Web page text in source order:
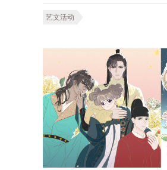
艺文活动